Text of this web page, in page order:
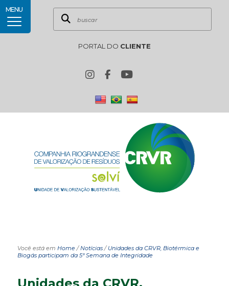
PORTAL DO CLIENTE
MENU
Você está em Home/Notícias/ Unidades da CRVR, Biotérmica e
Biogás participam da 5ª Semana de Integridade